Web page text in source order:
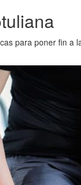
para poner fin